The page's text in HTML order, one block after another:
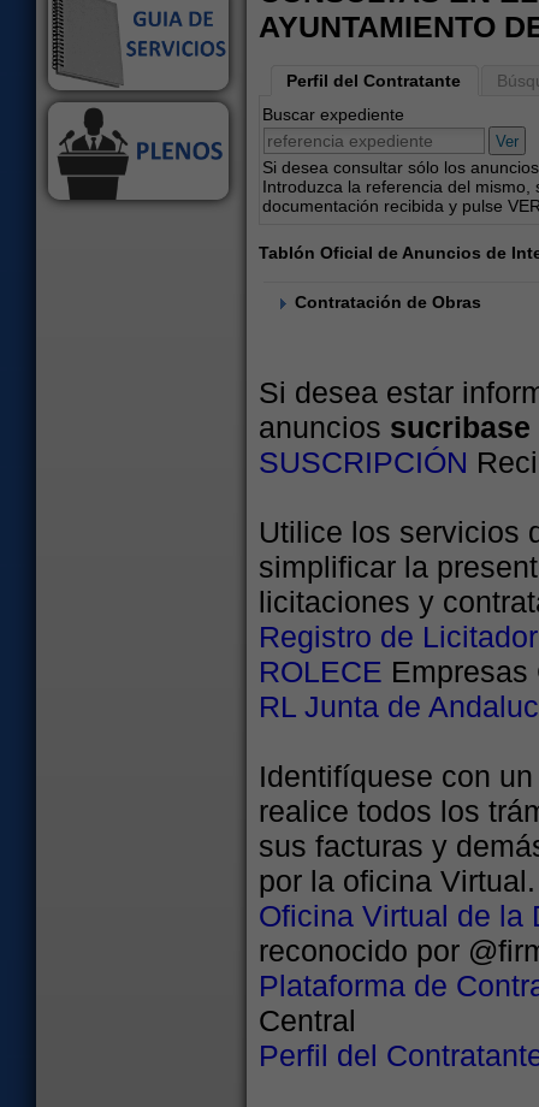
AYUNTAMIENTO
Perfil del Contratante
Buscar expediente
Ver
Si desea consultar sólo los
Introduzca la referencia del mismo,
documentación recibida y pulse
Tablón Oficial de Anuncios de
Contratación de Obras
Si desea estar
anuncios sucribase
SUSCRIPCIÓN
Utilice los servicios
simplificar la
licitaciones y
Registro de
ROLECE
RL Junta de
Identifíquese con
realice todos los
sus facturas y
por la oficina Virtual.
Oficina Virtual de la
reconocido por
Plataforma de
Central
Perfil del